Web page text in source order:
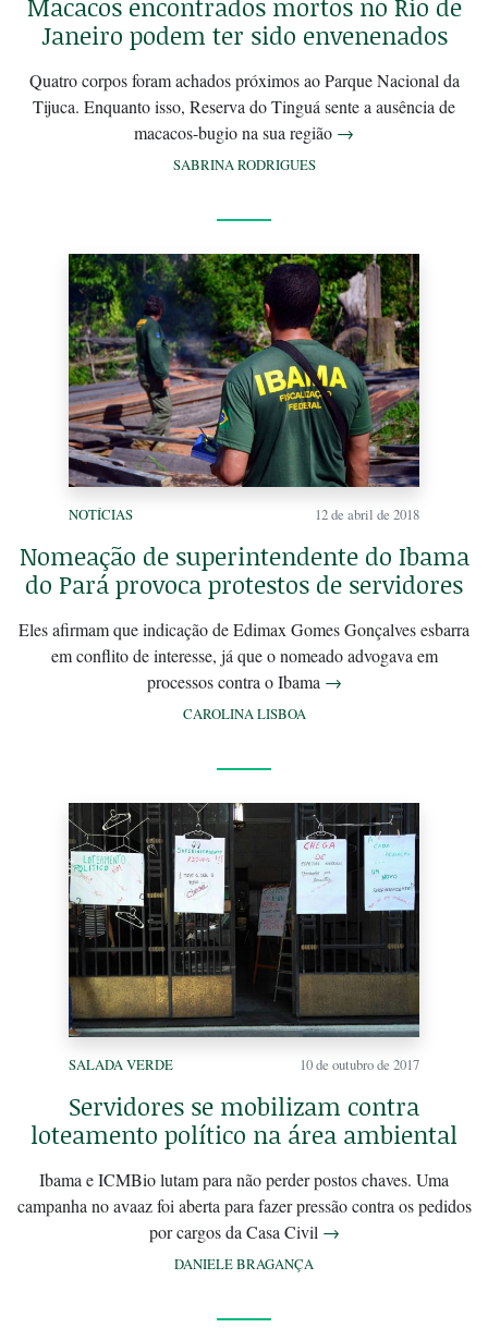
Janeiro podem ter sido envenenados
Quatro corpos foram achados próximos ao Parque Nacional da
Tijuca. Enquanto isso, Reserva do Tinguá sente a ausência de
macacos-bugio na sua região →
SABRINA RODRIGUES
NOTÍCIAS 12 de abril de 2018
Nomeação de superintendente do Ibama
do Pará provoca protestos de servidores
Eles afirmam que indicação de Edimax Gomes Gonçalves esbarra
em conflito de interesse, já que o nomeado advogava em
processos contra o Ibama →
CAROLINA LISBOA
SALADA VERDE 10 de outubro de 2017
Servidores se mobilizam contra
loteamento político na área ambiental
Ibama e ICMBio lutam para não perder postos chaves. Uma
campanha no avaaz foi aberta para fazer pressão contra os pedidos
por cargos da Casa Civil →
DANIELE BRAGANÇA